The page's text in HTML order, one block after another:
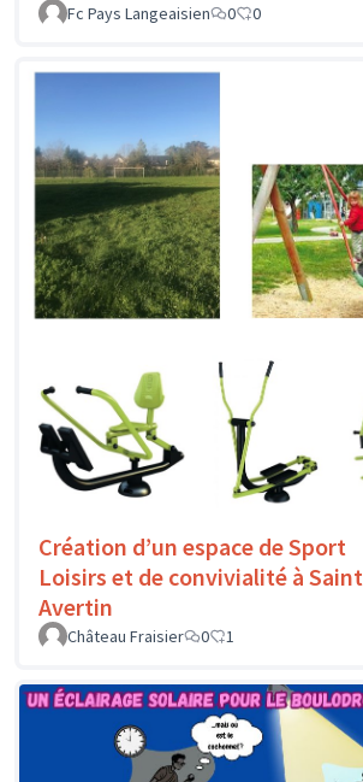
Fc Pays Langeaisien
0 0
Création d’un espace de Sport
Loisirs et de convivialité à Saint
Avertin
Château Fraisier 0 1